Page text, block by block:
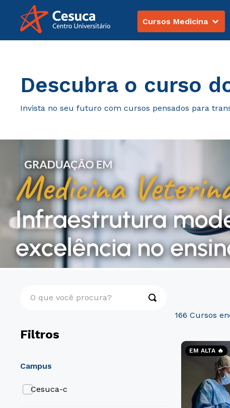
Cursos Medicina
Descubra o curso
Invista no seu futuro com cursos pensados para
Filtros
campus
Cesuca-c
166
EM ALTA 🔥